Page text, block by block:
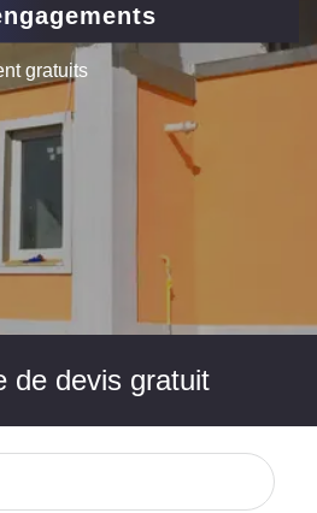
gratuits
de devis gratuit